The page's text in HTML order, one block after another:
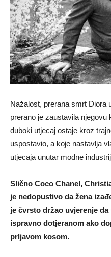
Nažalost, prerana smrt Diora
prerano je zaustavila
duboki utjecaj ostaje kroz
uspostavio, a koje nastavlja
utjecaja unutar modne
Slično Coco Chanel,
je nedopustivo da žena
je čvrsto držao uvjerenje
ispravno dotjeranom ako
prljavom kosom.